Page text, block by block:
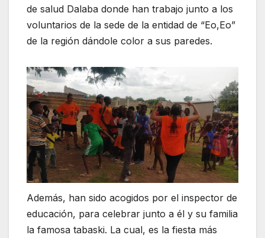
de salud Dalaba donde han trabajo junto a los
voluntarios de la sede de la entidad de “Eo,Eo”
de la región dándole color a sus paredes.
Además, han sido acogidos por el inspector de
educación, para celebrar junto a él y su familia
la famosa tabaski. La cual, es la fiesta más